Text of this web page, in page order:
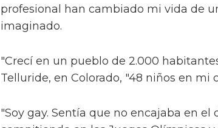
profesional han cambiado mi vida de
imaginado.
"Crecí en un pueblo de 2.000
Telluride, en Colorado, "48 niños en mi
"Soy gay. Sentía que no encajaba en